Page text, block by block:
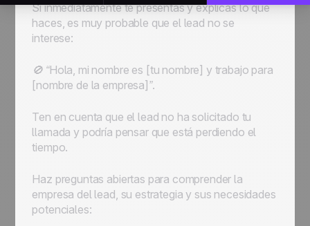
Si inmediatamente te presentas y explicas lo que
haces, es muy probable que el lead no se
interese:
🚫 “Hola, mi nombre es [tu nombre] y trabajo para
[nombre de la empresa]”.
Ten en cuenta que el lead no ha solicitado tu
llamada y podría pensar que está perdiendo el
tiempo.
Haz preguntas abiertas para comprender la
empresa del lead, su estrategia y sus necesidades
potenciales: